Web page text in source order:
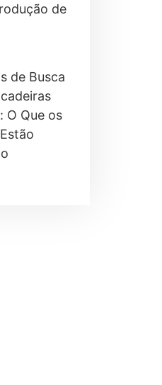
de
de Busca
O Que os